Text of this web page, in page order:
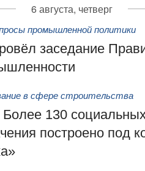
6 августа, четверг
промышленной политики
заседание
в сфере строительства
130
построено под